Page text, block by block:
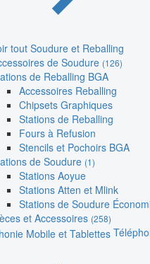
tout Soudure et Reballing
de Soudure (126)
de Reballing BGA
Accessoires Reballing
Chipsets Graphiques
Stations de Reballing
Fours à Refusion
Stencils et Pochoirs BGA
de Soudure (1)
Stations Aoyue
Stations Atten et Mlink
Stations de Soudure
et Accessoires (258)